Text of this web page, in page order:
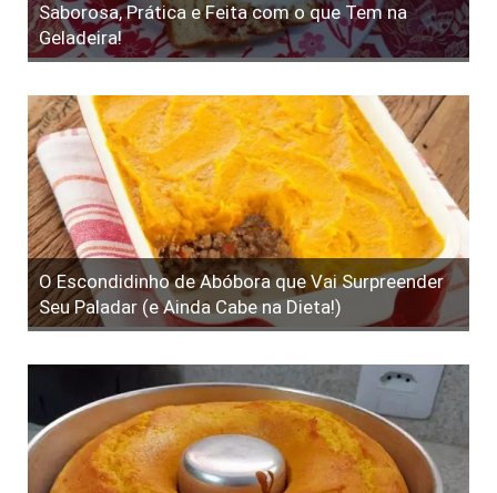
Saborosa, Prática e Feita com o que Tem na
Geladeira!
O Escondidinho de Abóbora que Vai Surpreender
Seu Paladar (e Ainda Cabe na Dieta!)